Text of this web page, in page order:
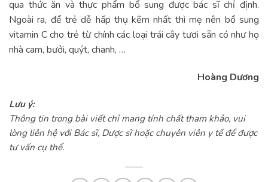
qua thức ăn và thực phẩm bổ sung được bác sĩ chỉ định.
Ngoài ra, để trẻ dễ hấp thụ kẽm nhất thì mẹ nên bổ sung
vitamin C cho trẻ từ chính các loại trái cây tươi sẵn có như họ
nhà cam, bưởi, quýt, chanh, …
Hoàng Dương
Lưu ý:
Thông tin trong bài viết chỉ mang tính chất tham khảo, vui
lòng liên hệ với Bác sĩ, Dược sĩ hoặc chuyên viên y tế để được
tư vấn cụ thể.